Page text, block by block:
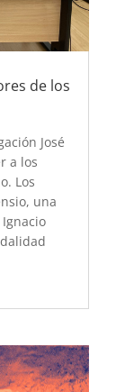
de los
José
a los
Los
una